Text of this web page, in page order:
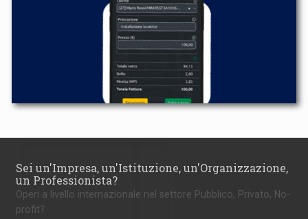
Sei un'Impresa, un'Istituzione, un'Organizzazione,
un Professionista?
Operi a livello internazionale nel settore Pubblico, Privato, No-
profit?